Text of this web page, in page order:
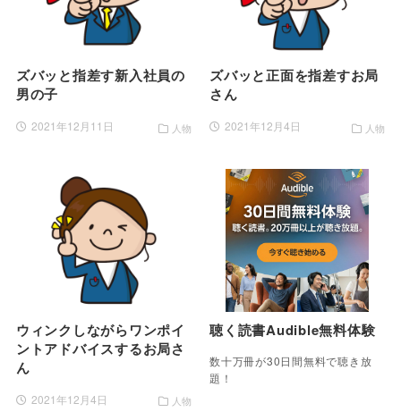
ズバッと指差す新入社員の
男の子
2021年12月11日 人物
ズバッと正面を指差すお局
さん
2021年12月4日 人物
ウィンクしながらワンポイ
ントアドバイスするお局さ
ん
2021年12月4日 人物
聴く読書Audible無料体験
数十万冊が30日間無料で聴き放
題！